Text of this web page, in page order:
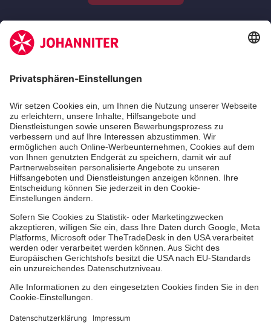
Zertifizierung der Johanniter-Unfall-Hilfe e.V.
Die Johanniter GmbH führt das Spendenzertifikat
des Deutschen Spendenrats e.V.
Dienste & Leistungen
Mitarbeiten & Lernen